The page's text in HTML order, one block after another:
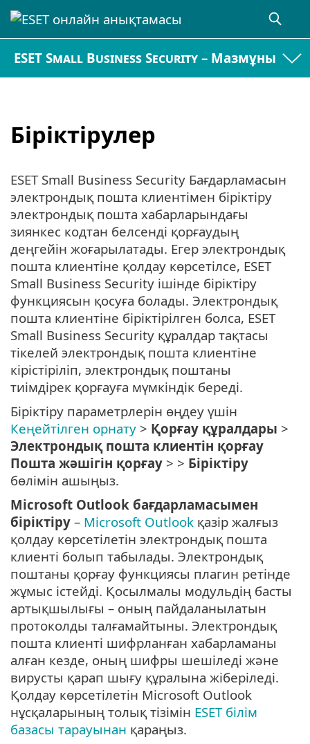
ESET Small Business Security – Мазмұны
Біріктірулер
ESET Small Business Security Бағдарламасын
электрондық пошта клиентімен біріктіру
электрондық пошта хабарларындағы
зиянкес кодтан белсенді қорғаудың
деңгейін жоғарылатады. Егер электрондық
пошта клиентіне қолдау көрсетілсе, ESET
Small Business Security ішінде біріктіру
функциясын қосуға болады. Электрондық
пошта клиентіне біріктірілген болса, ESET
Small Business Security құралдар тақтасы
тікелей электрондық пошта клиентіне
кірістіріліп, электрондық поштаны
тиімдірек қорғауға мүмкіндік береді.
Біріктіру параметрлерін өңдеу үшін
Кеңейтілген орнату > Қорғау құралдары >
Электрондық пошта клиентін қорғау
Пошта жәшігін қорғау > > Біріктіру
бөлімін ашыңыз.
Microsoft Outlook бағдарламасымен
біріктіру – Microsoft Outlook қазір жалғыз
қолдау көрсетілетін электрондық пошта
клиенті болып табылады. Электрондық
поштаны қорғау функциясы плагин ретінде
жұмыс істейді. Қосылмалы модульдің басты
артықшылығы – оның пайдаланылатын
протоколды талғамайтыны. Электрондық
пошта клиенті шифрланған хабарламаны
алған кезде, оның шифры шешіледі және
вирусты қарап шығу құралына жіберіледі.
Қолдау көрсетілетін Microsoft Outlook
нұсқаларының толық тізімін ESET білім
базасы тарауынан қараңыз.